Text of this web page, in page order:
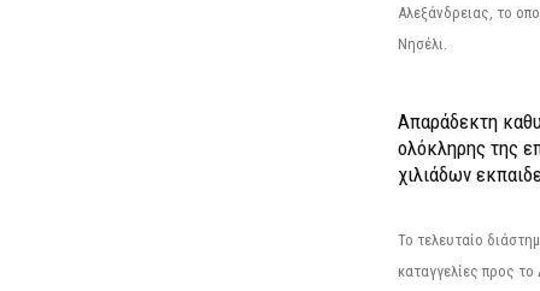
Αλεξάνδρειας, το
Νησέλι.
Απαράδεκτη
ολόκληρης της
χιλιάδων
Το τελευταίο
καταγγελίες προς